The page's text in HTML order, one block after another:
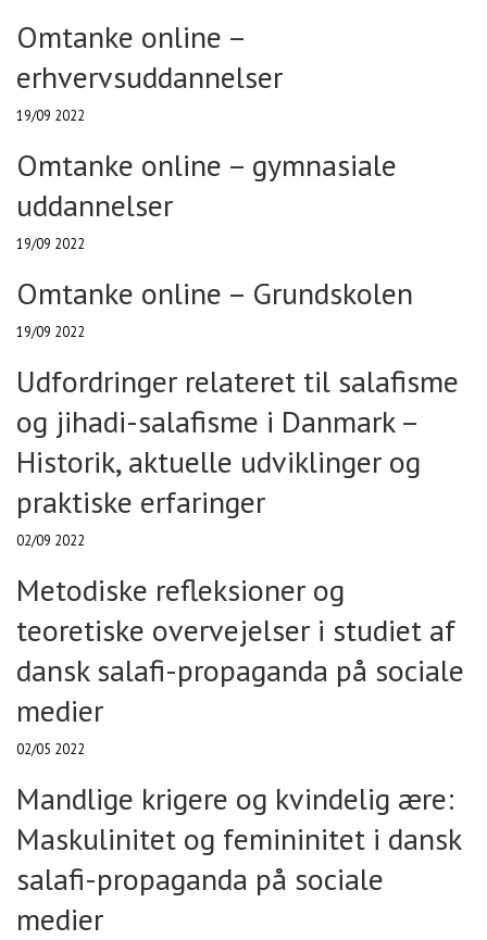
Omtanke online –
erhvervsuddannelser
19/09 2022
Omtanke online – gymnasiale
uddannelser
19/09 2022
Omtanke online – Grundskolen
19/09 2022
Udfordringer relateret til salafisme
og jihadi-salafisme i Danmark –
Historik, aktuelle udviklinger og
praktiske erfaringer
02/09 2022
Metodiske refleksioner og
teoretiske overvejelser i studiet af
dansk salafi-propaganda på sociale
medier
02/05 2022
Mandlige krigere og kvindelig ære:
Maskulinitet og femininitet i dansk
salafi-propaganda på sociale
medier